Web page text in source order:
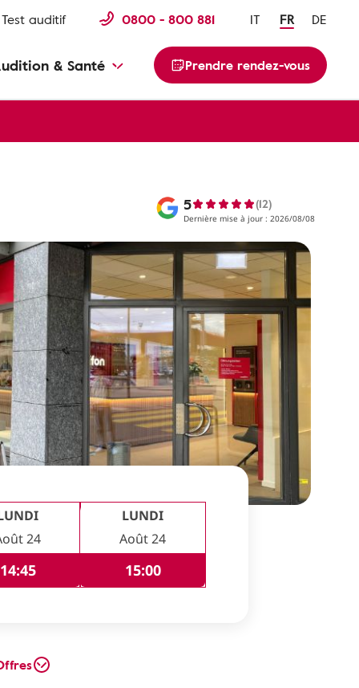
Test auditif 0800 - 800 881 IT FR DE
& Santé Prendre rendez-vous
5 (12)
Dernière mise à jour : 2026/08/08
24
14:45
LUNDI
Août 24
15:00